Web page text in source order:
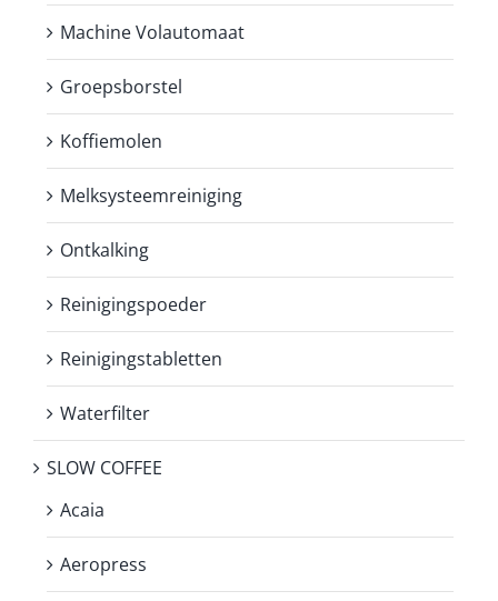
Machine Volautomaat
Groepsborstel
Koffiemolen
Melksysteemreiniging
Ontkalking
Reinigingspoeder
Reinigingstabletten
Waterfilter
SLOW COFFEE
Acaia
Aeropress